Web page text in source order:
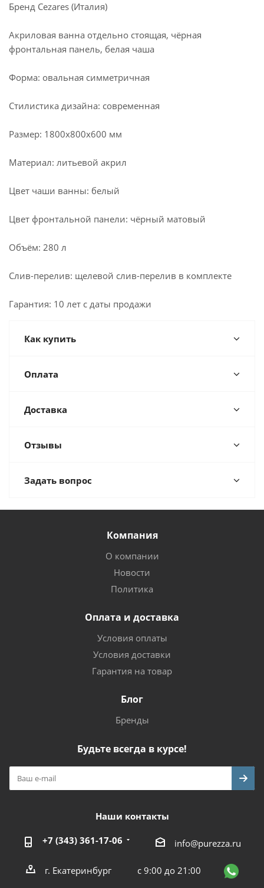
Бренд Cezares (Италия)
Акриловая ванна отдельно стоящая, чёрная
фронтальная панель, белая чаша
Форма: овальная симметричная
Стилистика дизайна: современная
Размер: 1800x800x600 мм
Материал: литьевой акрил
Цвет чаши ванны: белый
Цвет фронтальной панели: чёрный матовый
Объём: 280 л
Слив-перелив: щелевой слив-перелив в комплекте
Гарантия: 10 лет с даты продажи
Как купить
Оплата
Доставка
Отзывы
Задать вопрос
Компания
О компании
Новости
Политика
Оплата и доставка
Условия оплаты
Условия доставки
Гарантия на товар
Блог
Бренды
Будьте всегда в курсе!
Наши контакты
+7 (343) 361-17-06 info@purezza.ru
г. Екатеринбург с 9:00 до 21:00